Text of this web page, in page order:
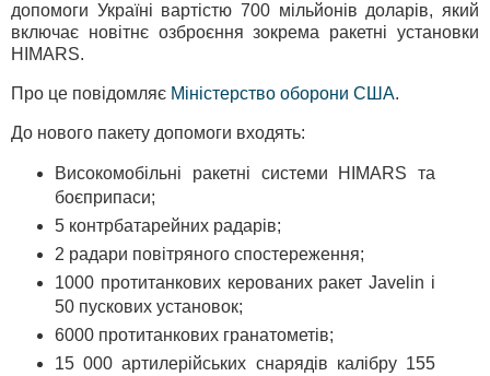
допомоги Україні вартістю 700 мільйонів доларів, який
включає новітнє озброєння зокрема ракетні установки
HIMARS.
Про це повідомляє Міністерство оборони США.
До нового пакету допомоги входять:
Високомобільні ракетні системи HIMARS та
боєприпаси;
5 контрбатарейних радарів;
2 радари повітряного спостереження;
1000 протитанкових керованих ракет Javelin і
50 пускових установок;
6000 протитанкових гранатометів;
15 000 артилерійських снарядів калібру 155